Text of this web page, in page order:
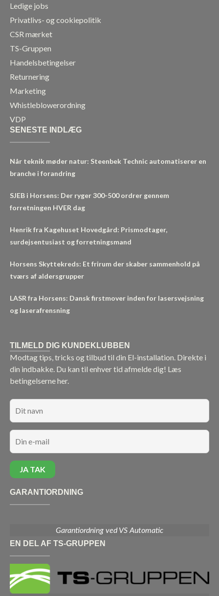
Ledige jobs
Privatlivs- og cookiepolitik
CSR mærket
TS-Gruppen
Handelsbetingelser
Returnering
Marketing
Whistleblowerordning
VDP
SENESTE INDLÆG
Når teknik møder natur: Steenbek Technic automatiserer en
branche i forandring
SJEB i Horsens: Der ryger 300-500 ordrer gennem
forretningen HVER dag
Henrik fra Kagehuset Hovedgård: Prismodtager,
surdejsentusiast og forretningsmand
Horsens Skyttekreds: Et frirum der skaber sammenhold på
tværs af aldersgrupper
LASR fra Horsens: Dansk firstmover inden for lasersvejsning
og laserafrensning
TILMELD DIG KUNDEKLUBBEN
Modtag tips, tricks og tilbud til din El-installation. Direkte i
din indbakke. Du kan til enhver tid afmelde dig! Læs
betingelserne her.
GARANTIORDNING
Garantiordning ved VS Automatic
EN DEL AF TS-GRUPPEN